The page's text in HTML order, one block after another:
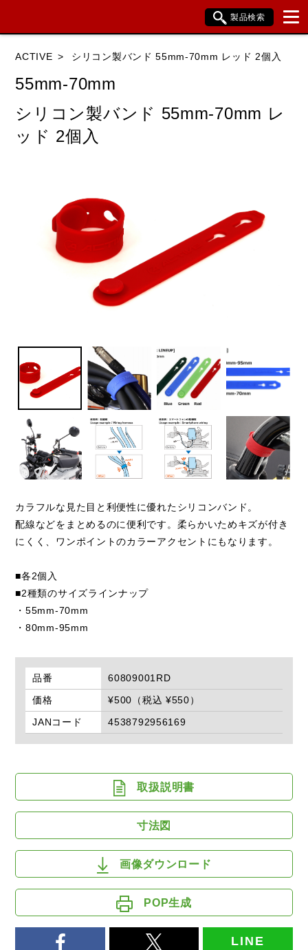
製品検索
HONDA YAMAHA
閉じる
ACTIVE シリコン製バンド 55mm-70mm レッド 2個入
55mm-70mm
シリコン製バンド 55mm-70mm レ
ッド 2個入
カラフルな見た目と利便性に優れたシリコンバンド。
配線などをまとめるのに便利です。柔らかいためキズが付き
にくく、ワンポイントのカラーアクセントにもなります。
■各2個入
■2種類のサイズラインナップ
・55mm-70mm
・80mm-95mm
品番
60809001RD
価格
¥500（税込 ¥550）
JANコード
4538792956169
取扱説明書
寸法図
画像ダウンロード
POP生成
LINE